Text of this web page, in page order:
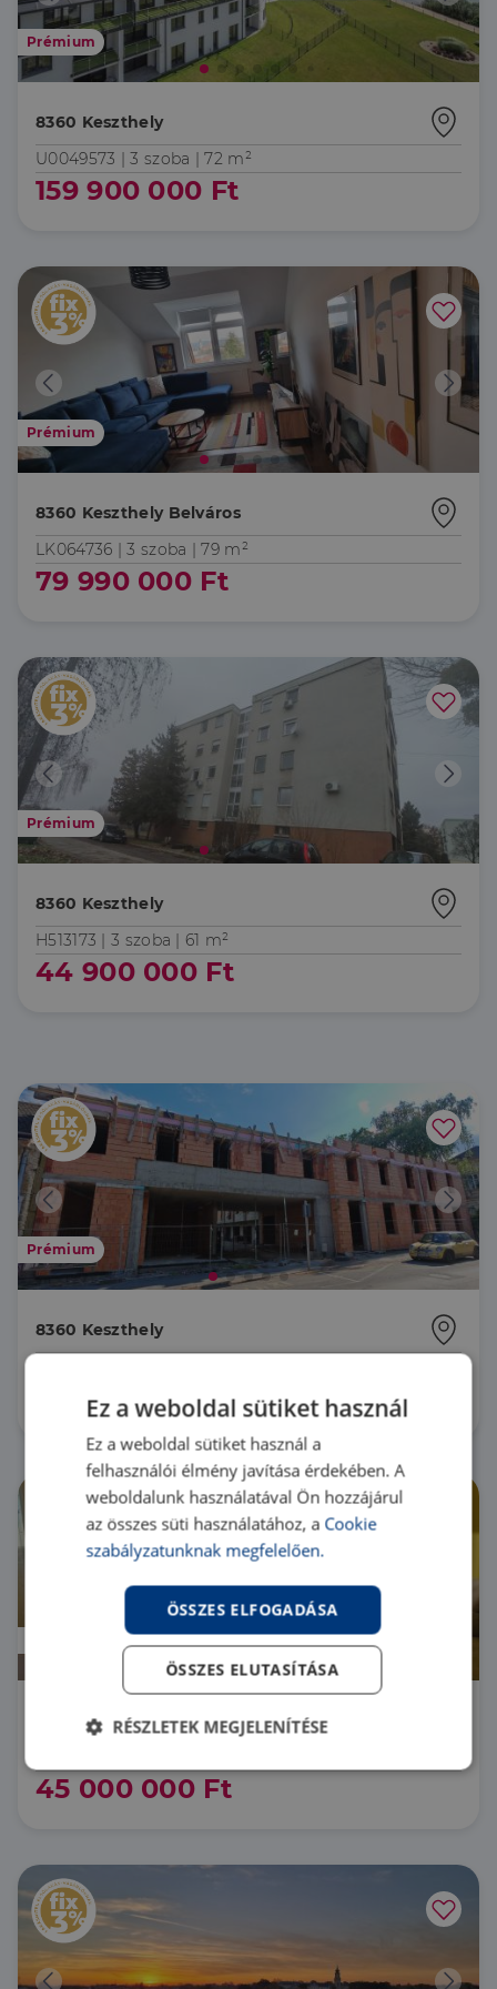
Prémium
8360 Keszthely
U0049573 |3 szoba | 72 m²
159 900 000 Ft
Prémium
8360 Keszthely Belváros
LK064736 |3 szoba | 79 m²
79 990 000 Ft
Prémium
8360 Keszthely
H513173 | 3 szoba | 61 m²
44 900 000 Ft
Prémium
8360 Keszthely
49 900 000 Ft
8360 Keszthely
45 000 000 Ft
Ez a weboldal sütiket használ
Ez a weboldal sütiket használ a
felhasználói élmény javítása érdekében. A
weboldalunk használatával Ön hozzájárul
az összes süti használatához, a Cookie
szabályzatunknak megfelelően.
ÖSSZES ELFOGADÁSA
ÖSSZES ELUTASÍTÁSA
RÉSZLETEK MEGJELENÍTÉSE
Elengedhetetlenül
szükséges
Teljesítmény